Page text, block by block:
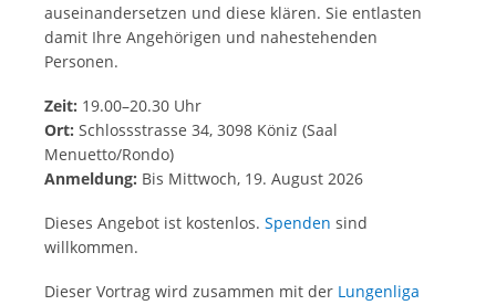
auseinandersetzen und diese klären. Sie entlasten
damit Ihre Angehörigen und nahestehenden
Personen.
Zeit: 19.00–20.30 Uhr
Ort: Schlossstrasse 34, 3098 Köniz (Saal
Menuetto/Rondo)
Anmeldung: Bis Mittwoch, 19. August 2026
Dieses Angebot ist kostenlos. Spenden sind
willkommen.
Dieser Vortrag wird zusammen mit der Lungenliga